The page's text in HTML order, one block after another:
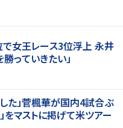
女王レース3位浮上 永井
っていきたい」
た」菅楓華が国内4試合ぶ
をマストに掲げて米ツアー